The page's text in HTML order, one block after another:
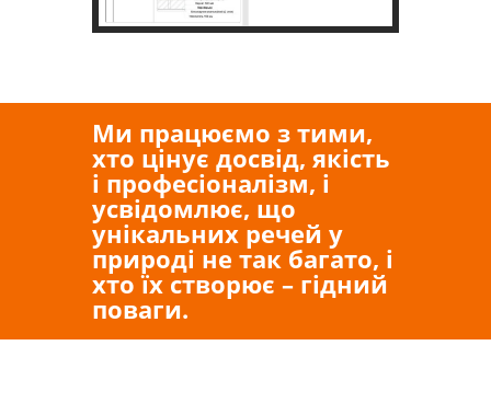
Ми працюємо з тими,
хто цінує досвід, якість
і професіоналізм, і
усвідомлює, що
унікальних речей у
природі не так багато, і
хто їх створює – гідний
поваги.